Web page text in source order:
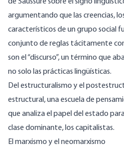
argumentando que las creencias,
característicos de un grupo social
conjunto de reglas tácitamente
son el “discurso”, un término que
no solo las prácticas lingüísticas.
Del estructuralismo y el
estructural, una escuela de
que analiza el papel del estado
clase dominante, los capitalistas.
El marxismo y el neomarxismo